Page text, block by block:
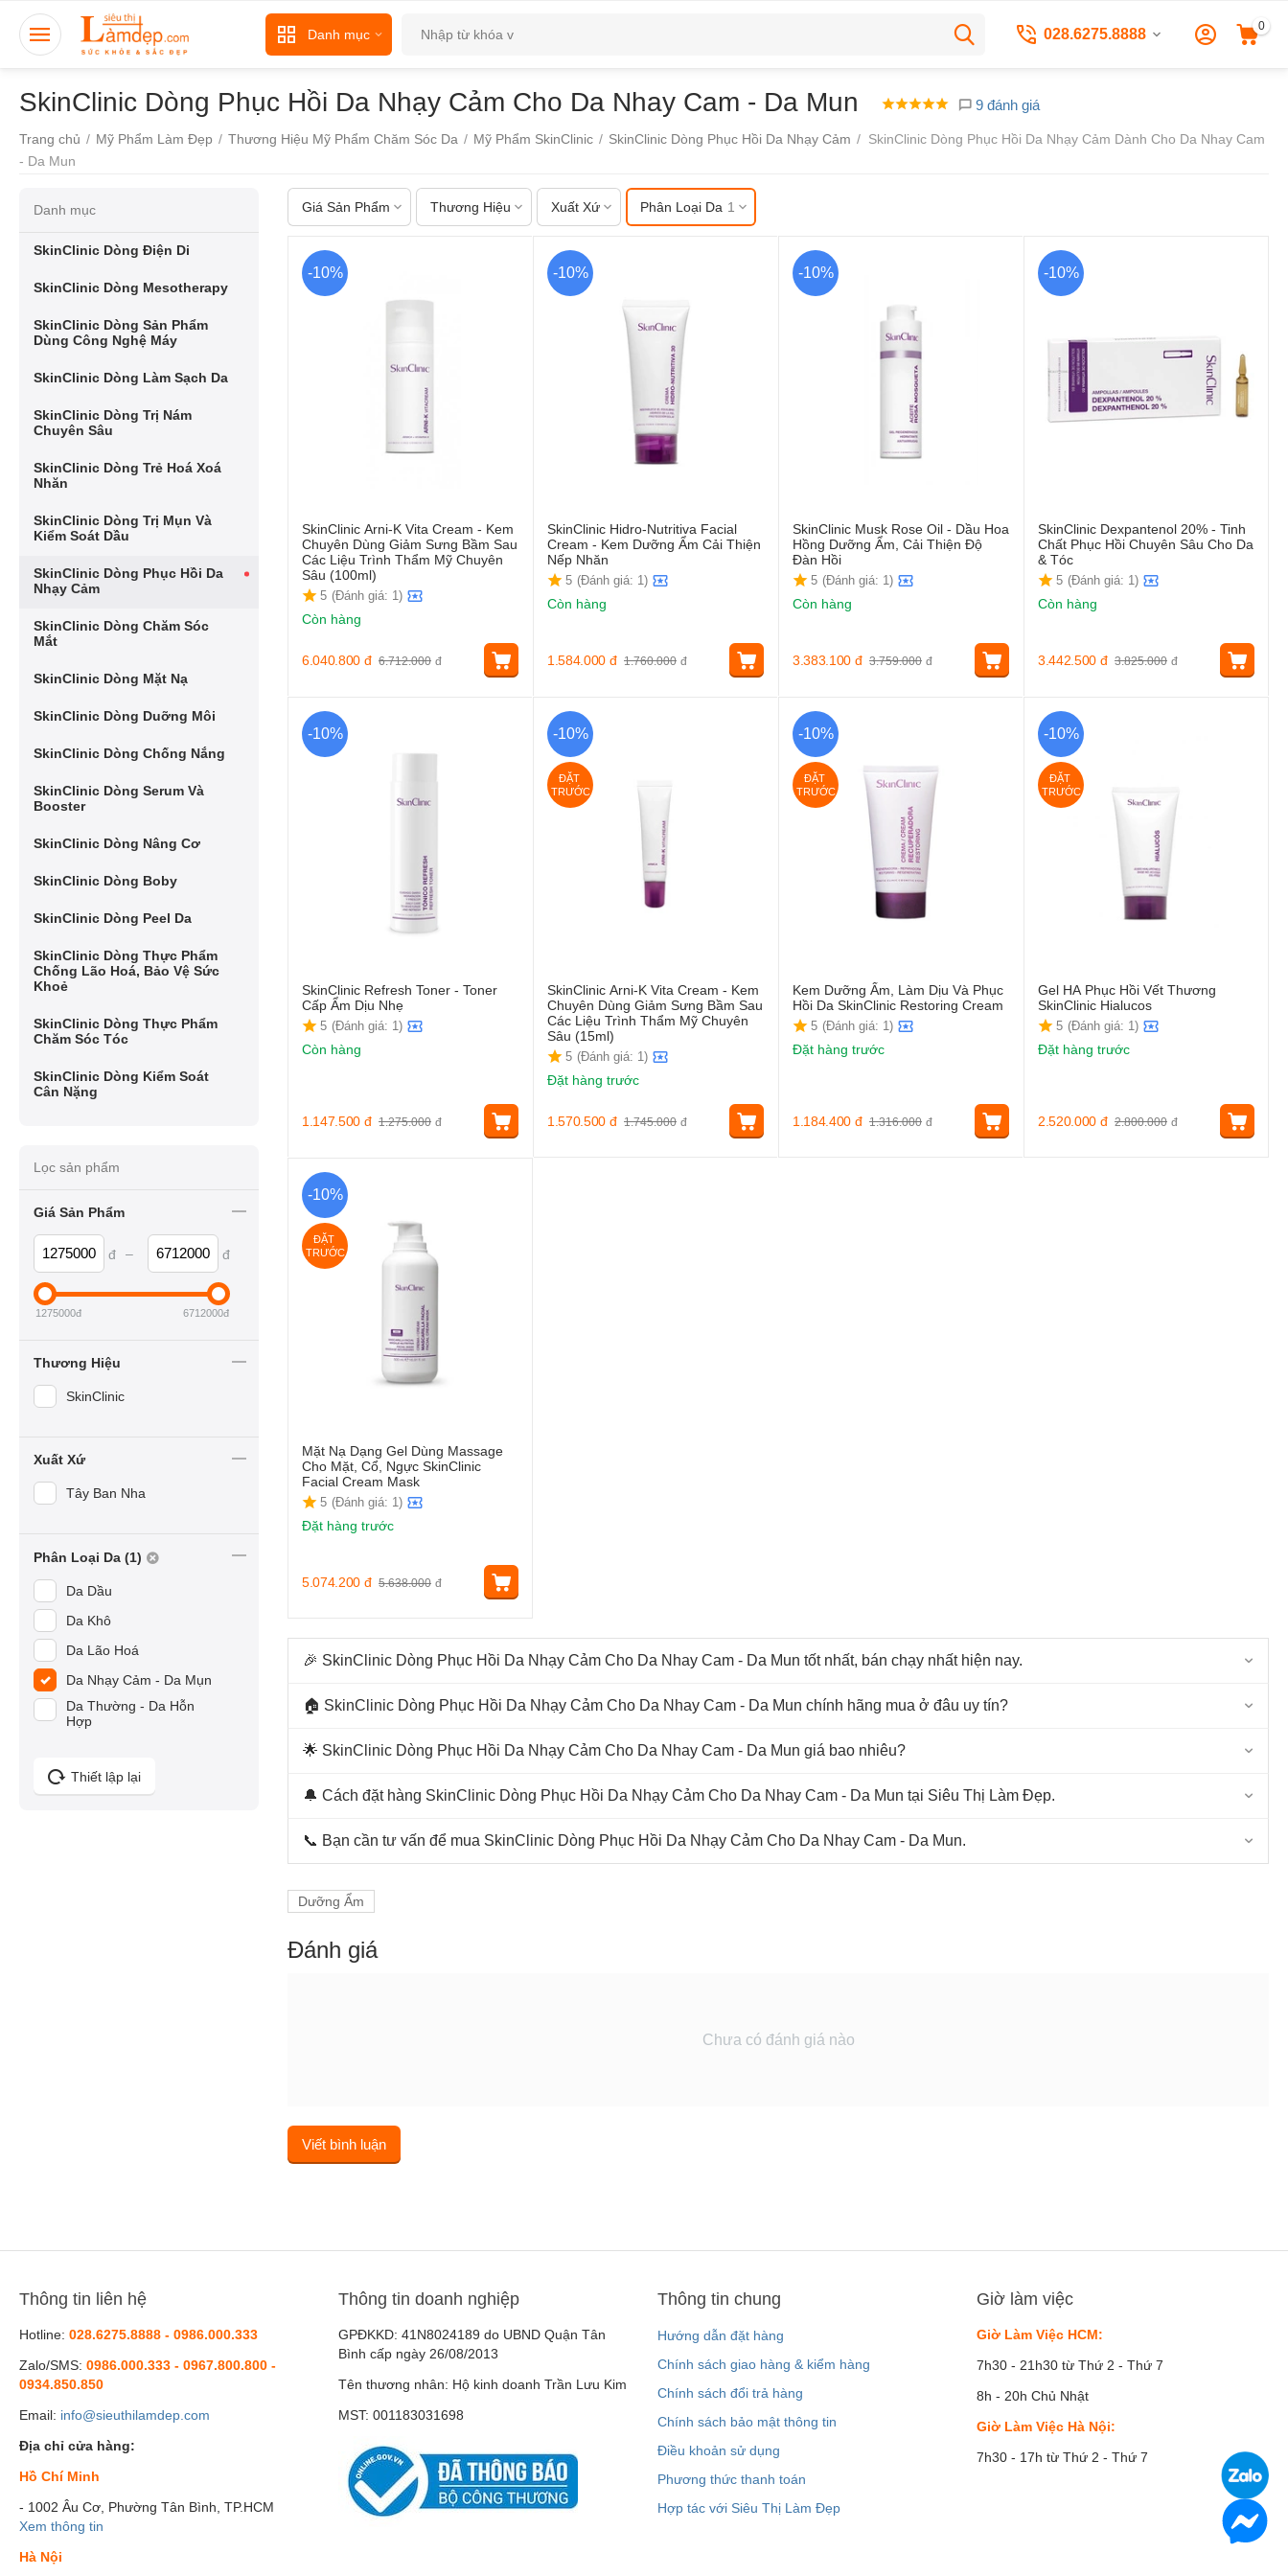
Danh mục 028.6275.8888 0
SkinClinic Dòng Phục Hồi Da Nhạy Cảm Cho Da Nhay Cam - Da Mun 9 đánh giá
Trang chủ / Mỹ Phẩm Làm Đẹp / Thương Hiệu Mỹ Phẩm Chăm Sóc Da / Mỹ Phẩm SkinClinic / SkinClinic Dòng Phục Hồi Da Nhạy Cảm / SkinClinic Dòng Phục Hồi Da Nhạy Cảm Dành Cho Da Nhay Cam
- Da Mun
Giá Sản Phẩm Thương Hiệu Xuất Xứ Phân Loại Da 1
🎉 SkinClinic Dòng Phục Hồi Da Nhạy Cảm Cho Da Nhay Cam - Da Mun tốt nhất, bán chạy nhất hiện nay.
🏠 SkinClinic Dòng Phục Hồi Da Nhạy Cảm Cho Da Nhay Cam - Da Mun chính hãng mua ở đâu uy tín?
🌟 SkinClinic Dòng Phục Hồi Da Nhạy Cảm Cho Da Nhay Cam - Da Mun giá bao nhiêu?
🔔 Cách đặt hàng SkinClinic Dòng Phục Hồi Da Nhạy Cảm Cho Da Nhay Cam - Da Mun tại Siêu Thị Làm Đẹp.
📞 Bạn cần tư vấn để mua SkinClinic Dòng Phục Hồi Da Nhạy Cảm Cho Da Nhay Cam - Da Mun.
-10%
SkinClinic Arni-K Vita Cream - Kem
Chuyên Dùng Giảm Sưng Bầm Sau
Các Liệu Trình Thẩm Mỹ Chuyên
Sâu (100ml)
5 (Đánh giá: 1)
Còn hàng
6.712.000 đ
6.040.800 đ
-10%
SkinClinic Hidro-Nutritiva Facial
Cream - Kem Dưỡng Ẩm Cải Thiện
Nếp Nhăn
5 (Đánh giá: 1)
Còn hàng
1.760.000 đ
1.584.000 đ
-10%
SkinClinic Musk Rose Oil - Dầu Hoa
Hồng Dưỡng Ẩm, Cải Thiện Độ
Đàn Hồi
5 (Đánh giá: 1)
Còn hàng
3.759.000 đ
3.383.100 đ
-10%
SkinClinic Dexpantenol 20% - Tinh
Chất Phục Hồi Chuyên Sâu Cho Da
& Tóc
5 (Đánh giá: 1)
Còn hàng
3.825.000 đ
3.442.500 đ
-10%
SkinClinic Refresh Toner - Toner
Cấp Ẩm Dịu Nhẹ
5 (Đánh giá: 1)
Còn hàng
1.275.000 đ
1.147.500 đ
-10%
ĐẶT
TRƯỚC
SkinClinic Arni-K Vita Cream - Kem
Chuyên Dùng Giảm Sưng Bầm Sau
Các Liệu Trình Thẩm Mỹ Chuyên
Sâu (15ml)
5 (Đánh giá: 1)
Đặt hàng trước
1.745.000 đ
1.570.500 đ
-10%
ĐẶT
TRƯỚC
Kem Dưỡng Ẩm, Làm Dịu Và Phục
Hồi Da SkinClinic Restoring Cream
5 (Đánh giá: 1)
Đặt hàng trước
1.316.000 đ
1.184.400 đ
-10%
ĐẶT
TRƯỚC
Gel HA Phục Hồi Vết Thương
SkinClinic Hialucos
5 (Đánh giá: 1)
Đặt hàng trước
2.800.000 đ
2.520.000 đ
-10%
ĐẶT
TRƯỚC
Mặt Nạ Dạng Gel Dùng Massage
Cho Mặt, Cổ, Ngực SkinClinic
Facial Cream Mask
5 (Đánh giá: 1)
Đặt hàng trước
5.638.000 đ
5.074.200 đ
Dưỡng Ẩm
Đánh giá
Chưa có đánh giá nào
Viết bình luận
Danh mục
SkinClinic Dòng Điện Di
SkinClinic Dòng Mesotherapy
SkinClinic Dòng Sản Phẩm
Dùng Công Nghệ Máy
SkinClinic Dòng Làm Sạch Da
SkinClinic Dòng Trị Nám
Chuyên Sâu
SkinClinic Dòng Trẻ Hoá Xoá
Nhăn
SkinClinic Dòng Trị Mụn Và
Kiểm Soát Dầu
SkinClinic Dòng Phục Hồi Da
Nhạy Cảm
SkinClinic Dòng Chăm Sóc
Mắt
SkinClinic Dòng Mặt Nạ
SkinClinic Dòng Duỡng Môi
SkinClinic Dòng Chống Nắng
SkinClinic Dòng Serum Và
Booster
SkinClinic Dòng Nâng Cơ
SkinClinic Dòng Boby
SkinClinic Dòng Peel Da
SkinClinic Dòng Thực Phẩm
Chống Lão Hoá, Bảo Vệ Sức
Khoẻ
SkinClinic Dòng Thực Phẩm
Chăm Sóc Tóc
SkinClinic Dòng Kiểm Soát
Cân Nặng
Lọc sản phẩm
Giá Sản Phẩm
đ – đ
1275000đ 6712000đ
Thương Hiệu
SkinClinic
Xuất Xứ
Tây Ban Nha
Phân Loại Da (1)
Da Dầu
Da Khô
Da Lão Hoá
Da Nhạy Cảm - Da Mụn
Da Thường - Da Hỗn
Hợp
Thiết lập lại
Thông tin liên hệ
Hotline: 028.6275.8888 - 0986.000.333
Zalo/SMS: 0986.000.333 - 0967.800.800 -
0934.850.850
Email: info@sieuthilamdep.com
Địa chỉ cửa hàng:
Hồ Chí Minh
- 1002 Âu Cơ, Phường Tân Bình, TP.HCM
Xem thông tin
Hà Nội
Thông tin doanh nghiệp
GPĐKKD: 41N8024189 do UBND Quận Tân
Bình cấp ngày 26/08/2013
Tên thương nhân: Hộ kinh doanh Trần Lưu Kim
MST: 001183031698
Thông tin chung
Hướng dẫn đặt hàng
Chính sách giao hàng & kiểm hàng
Chính sách đổi trả hàng
Chính sách bảo mật thông tin
Điều khoản sử dụng
Phương thức thanh toán
Hợp tác với Siêu Thị Làm Đẹp
Giờ làm việc
Giờ Làm Việc HCM:
7h30 - 21h30 từ Thứ 2 - Thứ 7
8h - 20h Chủ Nhật
Giờ Làm Việc Hà Nội:
7h30 - 17h từ Thứ 2 - Thứ 7